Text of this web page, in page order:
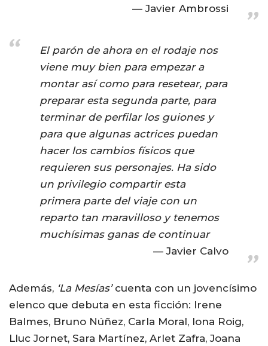
Javier Ambrossi
El parón de ahora en el rodaje nos
viene muy bien para empezar a
montar así como para resetear, para
preparar esta segunda parte, para
terminar de perfilar los guiones y
para que algunas actrices puedan
hacer los cambios físicos que
requieren sus personajes. Ha sido
un privilegio compartir esta
primera parte del viaje con un
reparto tan maravilloso y tenemos
muchísimas ganas de continuar
Javier Calvo
Además, ‘La Mesías’cuenta con un jovencísimo
elenco que debuta en esta ficción: Irene
Balmes, Bruno Núñez, Carla Moral, Iona Roig,
Lluc Jornet, Sara Martínez, Arlet Zafra, Joana